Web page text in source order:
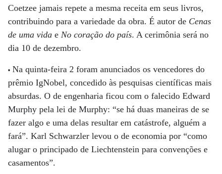
Coetzee jamais repete a mesma receita em seus livros,
contribuindo para a variedade da obra. É autor de Cenas
de uma vida e No coração do país. A cerimônia será no
dia 10 de dezembro.
• Na quinta-feira 2 foram anunciados os vencedores do
prêmio IgNobel, concedido às pesquisas científicas mais
absurdas. O de engenharia ficou com o falecido Edward
Murphy pela lei de Murphy: “se há duas maneiras de se
fazer algo e uma delas resultar em catástrofe, alguém a
fará”. Karl Schwarzler levou o de economia por “como
alugar o principado de Liechtenstein para convenções e
casamentos”.